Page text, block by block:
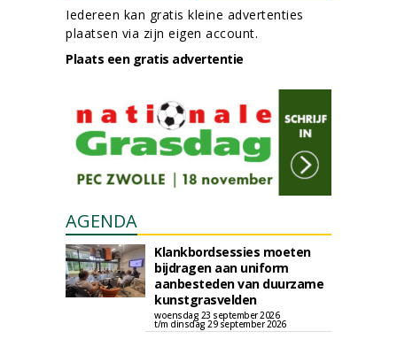
Iedereen kan gratis kleine advertenties
plaatsen via zijn eigen account.
Plaats een gratis advertentie
AGENDA
Klankbordsessies moeten
bijdragen aan uniform
aanbesteden van duurzame
kunstgrasvelden
woensdag 23 september 2026
t/m dinsdag 29 september 2026